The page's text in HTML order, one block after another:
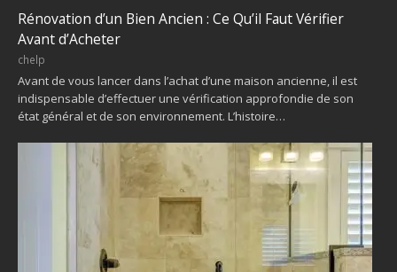
Rénovation d’un Bien Ancien : Ce Qu’il Faut Vérifier
Avant d’Acheter
chelp
Avant de vous lancer dans l’achat d’une maison ancienne, il est
indispensable d’effectuer une vérification approfondie de son
état général et de son environnement. L’histoire…